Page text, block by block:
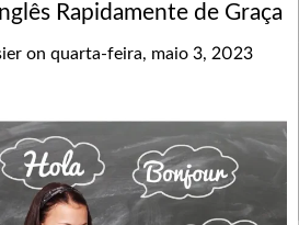
Rapidamente de Graça
on quarta-feira, maio 3, 2023